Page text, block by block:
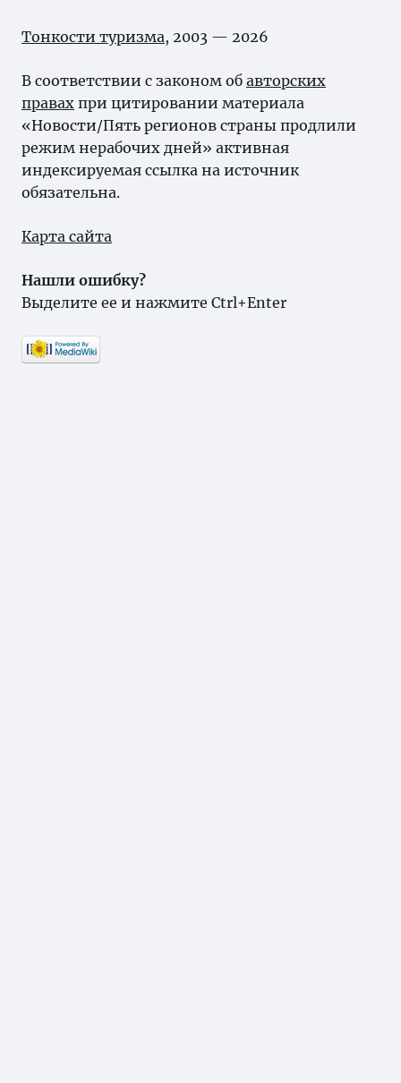
Тонкости туризма, 2003 — 2026
В соответствии с законом об авторских
правах при цитировании материала
«Новости/Пять регионов страны продлили
режим нерабочих дней» активная
индексируемая ссылка на источник
обязательна.
Карта сайта
Нашли ошибку?
Выделите ее и нажмите Ctrl+Enter